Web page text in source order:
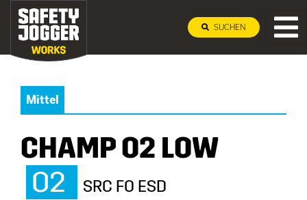
SUCHEN
Mittel
CHAMP O2 LOW
O2
SRC FO ESD